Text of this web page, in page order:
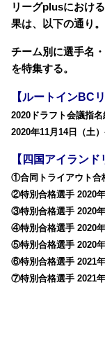
リーグplusにおけ
果は、以下の通り。
チーム別に選手名
を特集する。
【ルートインBC
2020ドラフト会議指
2020年11月14日（土
【四国アイランド
①合同トライアウト合
②特別合格選手 2020
③特別合格選手 2020
④特別合格選手 2020
⑤特別合格選手 2020
⑥特別合格選手 2021
⑦特別合格選手 2021